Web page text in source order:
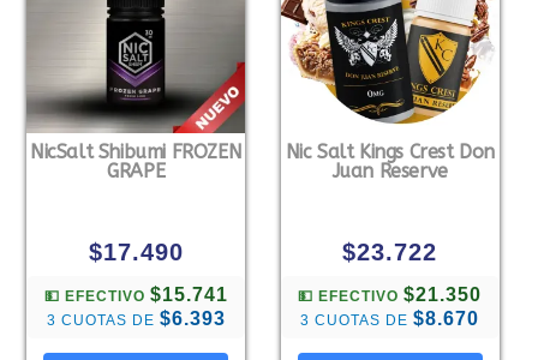
NicSalt Shibumi FROZEN
GRAPE
$17.490
💵 EFECTIVO $15.741
3 CUOTAS DE $6.393
Nic Salt Kings Crest Don
Juan Reserve
$23.722
💵 EFECTIVO$21.350
3 CUOTAS DE$8.670